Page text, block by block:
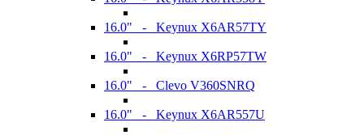
16.0" - Keynux X6AR57TY
16.0" - Keynux X6RP57TW
16.0" - Clevo V360SNRQ
16.0" - Keynux X6AR557U